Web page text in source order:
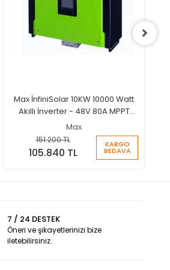
Max İnfiniSolar 10KW 10000 Watt
Akıllı İnverter - 48V 80A MPPT
Hibrit İnverter
Max
151.200 TL
105.840 TL
KARGO
BEDAVA
7 / 24 DESTEK
Öneri ve şikayetlerinizi bize
iletebilirsiniz.